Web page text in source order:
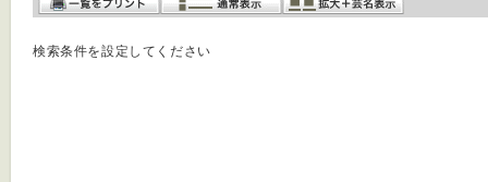
検索条件を設定してください